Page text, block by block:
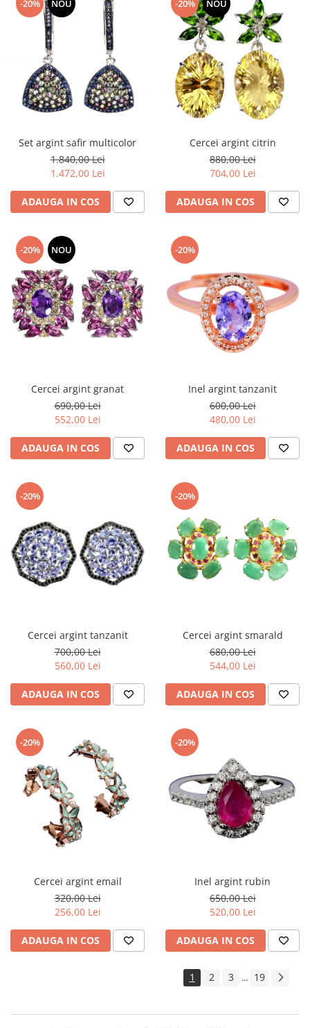
-20% NOU
Set argint safir multicolor
1.840,00 Lei
1.472,00 Lei
ADAUGA IN COS
-20% NOU
Cercei argint citrin
880,00 Lei
704,00 Lei
ADAUGA IN COS
-20% NOU
Cercei argint granat
690,00 Lei
552,00 Lei
ADAUGA IN COS
-20%
Inel argint tanzanit
600,00 Lei
480,00 Lei
ADAUGA IN COS
-20%
Cercei argint tanzanit
700,00 Lei
560,00 Lei
ADAUGA IN COS
-20%
Cercei argint smarald
680,00 Lei
544,00 Lei
ADAUGA IN COS
-20%
Cercei argint email
320,00 Lei
256,00 Lei
ADAUGA IN COS
-20%
Inel argint rubin
650,00 Lei
520,00 Lei
ADAUGA IN COS
1 2 3 ... 19